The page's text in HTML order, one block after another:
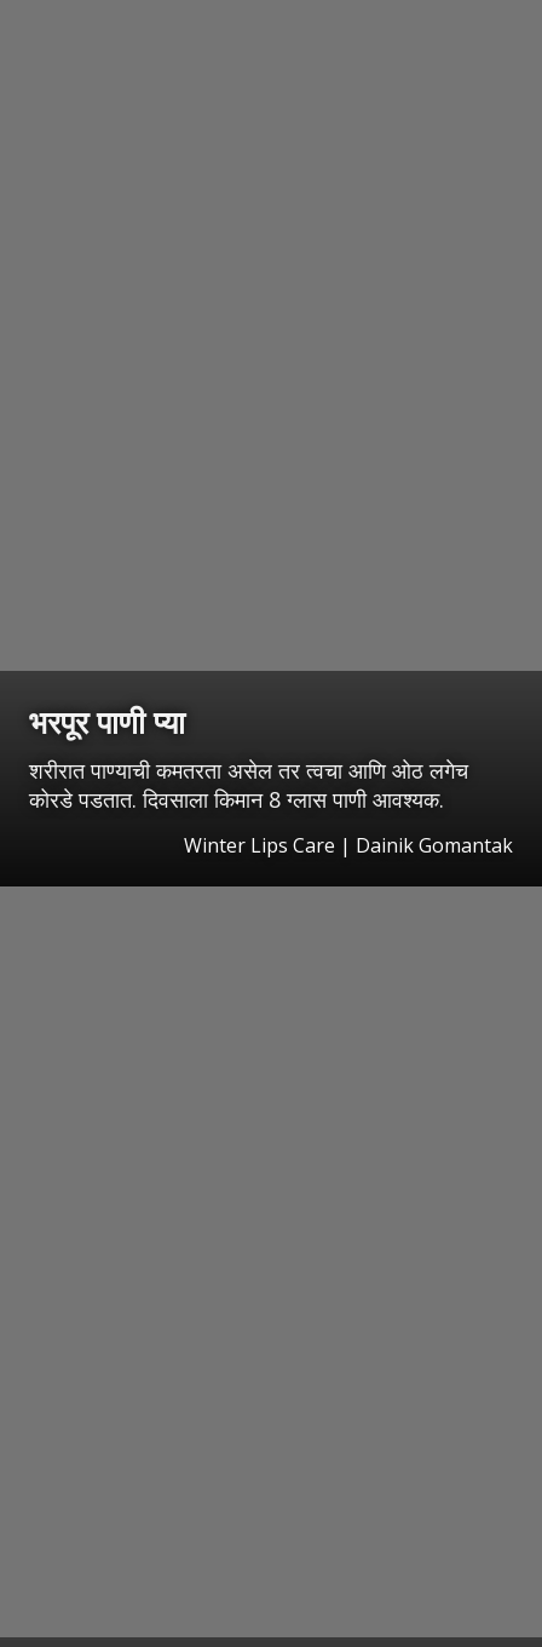
भरपूर पाणी प्या
शरीरात पाण्याची कमतरता असेल तर त्वचा आणि ओठ लगेच
कोरडे पडतात. दिवसाला किमान 8 ग्लास पाणी आवश्यक.
Winter Lips Care | Dainik Gomantak